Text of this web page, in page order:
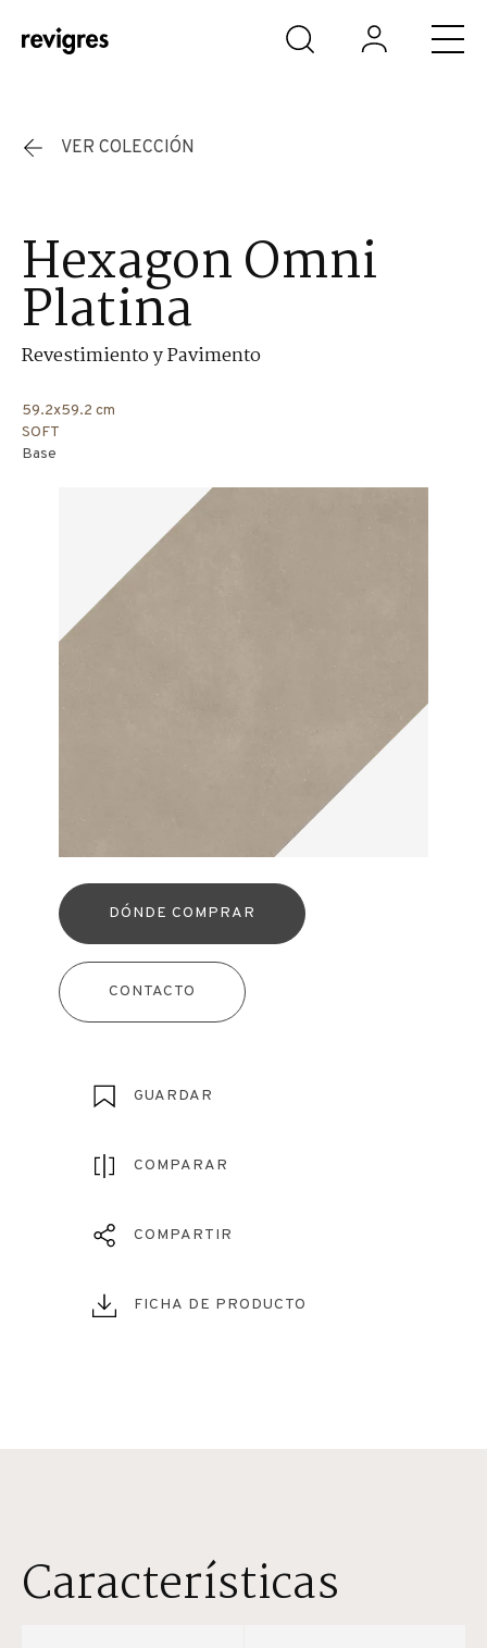
Saltar al contenido principal
VER COLECCIÓN
Hexagon Omni
Platina
Revestimiento y Pavimento
59.2x59.2 cm
SOFT
Base
DÓNDE COMPRAR
CONTACTO
GUARDAR
COMPARAR
COMPARTIR
FICHA DE PRODUCTO
Características